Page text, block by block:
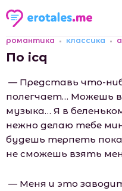
Новые рассказы
Популярные
романтика классика
По icq
— Представь что-
полегчает… Можешь
музыка… Я в
нежно делаю тебе
будешь терпеть пока
не сможешь взять
— Меня и это